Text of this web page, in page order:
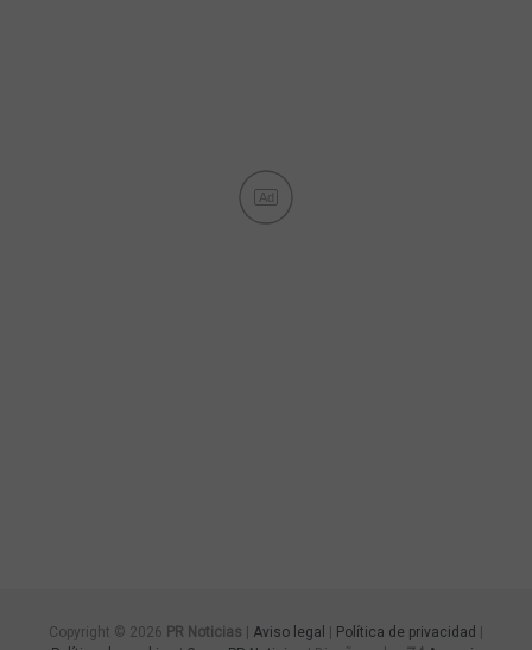
Ad
Copyright © 2026 PR Noticias | Aviso legal | Política de privacidad |